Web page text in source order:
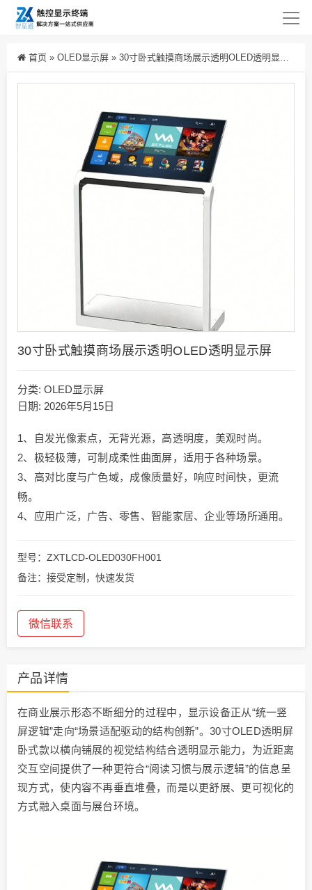
首页 » OLED显示屏 » 30寸卧式触摸商场展示透明OLED透明显示屏
30寸卧式触摸商场展示透明OLED透明显示屏
分类: OLED显示屏
日期: 2026年5月15日
1、自发光像素点，无背光源，高透明度，美观时尚。
2、极轻极薄，可制成柔性曲面屏，适用于各种场景。
3、高对比度与广色域，成像质量好，响应时间快，更流
畅。
4、应用广泛，广告、零售、智能家居、企业等场所通用。
型号：ZXTLCD-OLED030FH001
备注：接受定制，快速发货
微信联系
产品详情
在商业展示形态不断细分的过程中，显示设备正从“统一竖
屏逻辑”走向“场景适配驱动的结构创新”。30寸OLED透明屏
卧式款以横向铺展的视觉结构结合透明显示能力，为近距离
交互空间提供了一种更符合“阅读习惯与展示逻辑”的信息呈
现方式，使内容不再垂直堆叠，而是以更舒展、更可视化的
方式融入桌面与展台环境。